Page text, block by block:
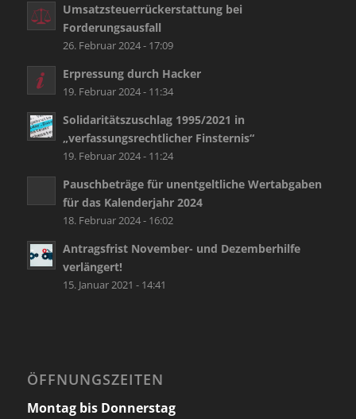
Umsatzsteuerrückerstattung bei
Forderungsausfall
26. Februar 2024 - 17:09
Erpressung durch Hacker
19. Februar 2024 - 11:34
Solidaritätszuschlag 1995/2021 in
„verfassungsrechtlicher Finsternis“
19. Februar 2024 - 11:24
Pauschbeträge für unentgeltliche Wertabgaben
für das Kalenderjahr 2024
18. Februar 2024 - 16:02
Antragsfrist November- und Dezemberhilfe
verlängert!
15. Januar 2021 - 14:41
ÖFFNUNGSZEITEN
Montag bis Donnerstag